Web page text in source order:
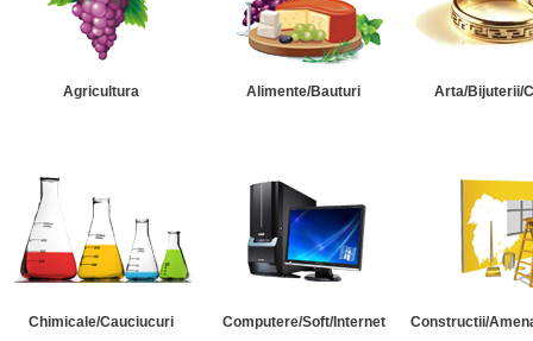
Agricultura Alimente/Bauturi Arta/Bijuterii/
Chimicale/Cauciucuri Computere/Soft/Internet Constructii/